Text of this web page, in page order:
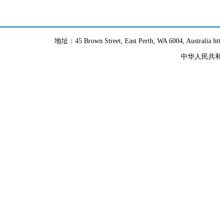
地址：45 Brown Street, East Perth, WA 6004, Australia
中华人民共